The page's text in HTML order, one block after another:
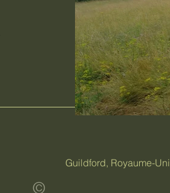
Guildford, Royaume-Uni
©